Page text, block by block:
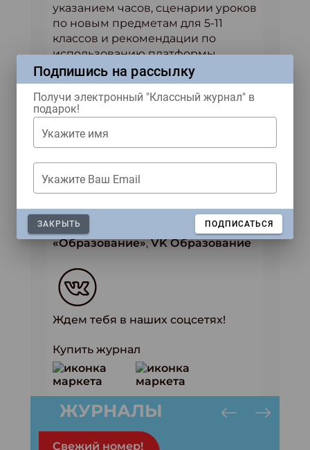
указанием часов, сценарии уроков
по новым предметам для 5-11
классов и рекомендации по
использованию платформы.
Трансляции онлайн-конференции
можно смотреть в личном
кабинете учителя на «Учи.ру» в
Информационные партнеры:
Сферум,Мел,Сноб,Педсовет,
Пресса в образовании
федеральное издание«Классный
журнал»,Вести образования,
Профобразование
Skillbox Media
«Образование»,VK Образование
Ждем тебя в наших соцсетях!
Купить журнал
ЖУРНАЛЫ
Свежий номер!
Подпишись на рассылку
Получи электронный "Классный журнал" в
подарок!
Укажите имя
Укажите Ваш Email
ЗАКРЫТЬ ПОДПИСАТЬСЯ